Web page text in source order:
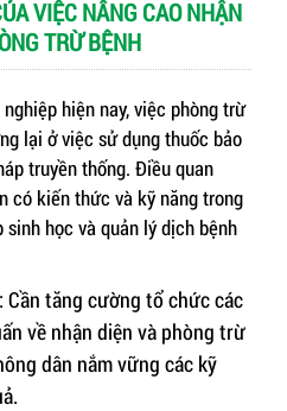
VIỆC NÂNG CAO NHẬN
TRỪ BỆNH
hiện nay, việc phòng trừ
lại ở việc sử dụng thuốc bảo
truyền thống. Điều quan
có kiến thức và kỹ năng trong
học và quản lý dịch bệnh
: Cần tăng cường tổ chức các
về nhận diện và phòng trừ
dân nắm vững các kỹ